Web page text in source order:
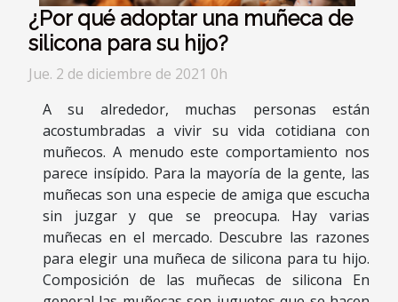
¿Por qué adoptar una muñeca de
silicona para su hijo?
Jue. 2 de diciembre de 2021 0h
A su alrededor, muchas personas están
acostumbradas a vivir su vida cotidiana con
muñecos. A menudo este comportamiento nos
parece insípido. Para la mayoría de la gente, las
muñecas son una especie de amiga que escucha
sin juzgar y que se preocupa. Hay varias
muñecas en el mercado. Descubre las razones
para elegir una muñeca de silicona para tu hijo.
Composición de las muñecas de silicona En